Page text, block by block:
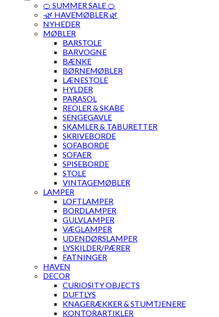
🍊 SUMMER SALE 🍊
·🌿 HAVEMØBLER 🌿
NYHEDER
MØBLER
BARSTOLE
BARVOGNE
BÆNKE
BØRNEMØBLER
LÆNESTOLE
HYLDER
PARASOL
REOLER & SKABE
SENGEGAVLE
SKAMLER & TABURETTER
SKRIVEBORDE
SOFABORDE
SOFAER
SPISEBORDE
STOLE
VINTAGEMØBLER
LAMPER
LOFTLAMPER
BORDLAMPER
GULVLAMPER
VÆGLAMPER
UDENDØRSLAMPER
LYSKILDER/PÆRER
FATNINGER
HAVEN
DECOR
CURIOSITY OBJECTS
DUFTLYS
KNAGERÆKKER & STUMTJENERE
KONTORARTIKLER